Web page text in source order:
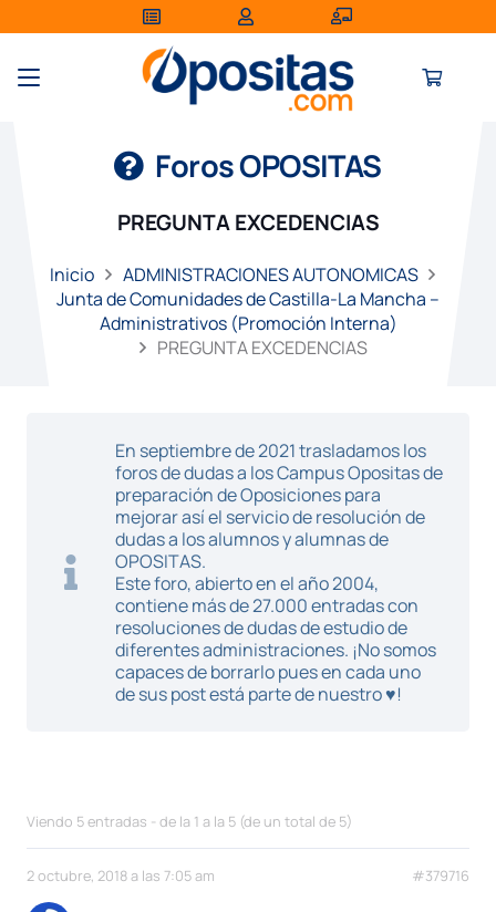
Foros OPOSITAS
PREGUNTA EXCEDENCIAS
Inicio
ADMINISTRACIONES AUTONOMICAS
Junta de Comunidades de Castilla-La Mancha –
Administrativos (Promoción Interna)
PREGUNTA EXCEDENCIAS
En septiembre de 2021 trasladamos los
foros de dudas a los Campus Opositas de
preparación de Oposiciones para
mejorar así el servicio de resolución de
dudas a los alumnos y alumnas de
OPOSITAS.
Este foro, abierto en el año 2004,
contiene más de 27.000 entradas con
resoluciones de dudas de estudio de
diferentes administraciones. ¡No somos
capaces de borrarlo pues en cada uno
de sus post está parte de nuestro ♥!
Viendo 5 entradas - de la 1 a la 5 (de un total de 5)
2 octubre, 2018 a las 7:05 am #379716